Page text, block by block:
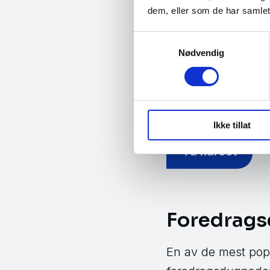
dem, eller som de har
Nødvendig
Ikke tillat
Vårt nye e-
hva digitale
Du vil lære
du kan
deg som
Ta kurset
En av de mest